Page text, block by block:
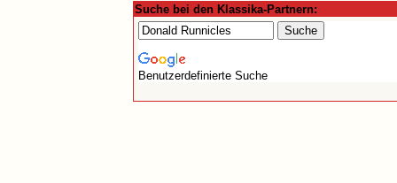
Suche bei den Klassika-Partnern:
Benutzerdefinierte Suche